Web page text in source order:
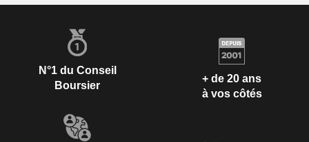
N°1 du Conseil
Boursier
+ de 20 ans
à vos côtés